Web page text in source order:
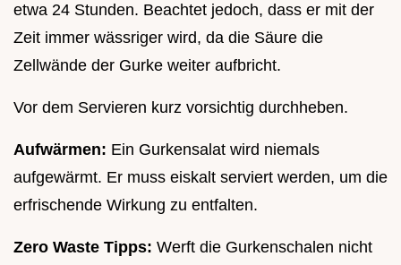
etwa 24 Stunden. Beachtet jedoch, dass er mit der
Zeit immer wässriger wird, da die Säure die
Zellwände der Gurke weiter aufbricht.
Vor dem Servieren kurz vorsichtig durchheben.
Aufwärmen: Ein Gurkensalat wird niemals
aufgewärmt. Er muss eiskalt serviert werden, um die
erfrischende Wirkung zu entfalten.
Zero Waste Tipps: Werft die Gurkenschalen nicht